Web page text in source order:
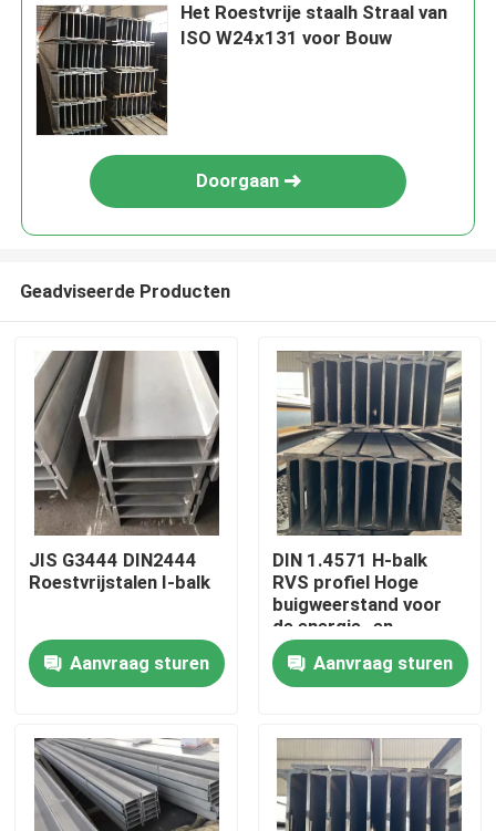
Huis
Producten
Videos
Het Roestvrije staalh Straal van
ISO W24x131 voor Bouw
Doorgaan
Geadviseerde Producten
JIS G3444 DIN2444
Roestvrijstalen I-balk
Aanvraag sturen
DIN 1.4571 H-balk
RVS profiel Hoge
buigweerstand voor
de energie- en
Aanvraag sturen